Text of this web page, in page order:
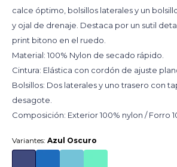
calce óptimo, bolsillos laterales y un
y ojal de drenaje. Destaca por un sutil
print bitono en el ruedo.
Material: 100% Nylon de secado rápido.
Cintura: Elástica con cordón de ajuste
Bolsillos: Dos laterales y uno trasero con
desagote.
Composición: Exterior 100% nylon / Forro
Variantes: Azul Oscuro